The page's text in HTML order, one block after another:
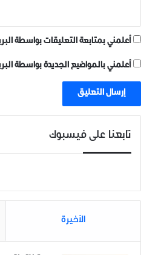
أعلمني بمتابعة التعليقات بواسطة
أعلمني بالمواضيع الجديدة بواسطة
تابعنا على فيسبوك
الأخيرة